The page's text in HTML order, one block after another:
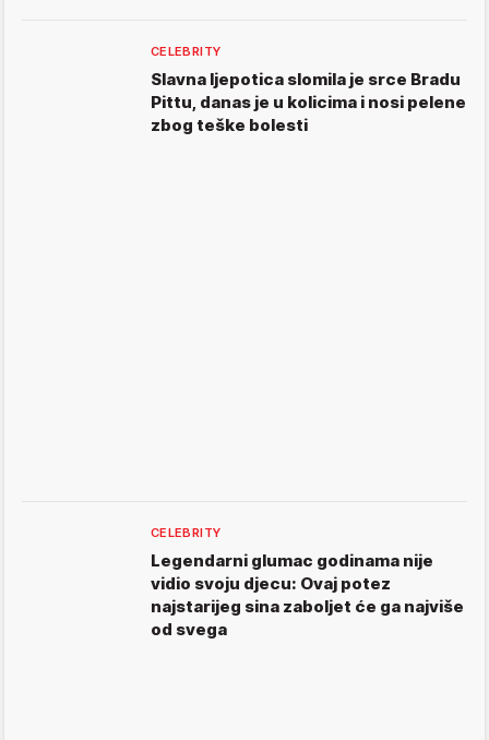
CELEBRITY
Slavna ljepotica slomila je srce Bradu
Pittu, danas je u kolicima i nosi pelene
zbog teške bolesti
CELEBRITY
Legendarni glumac godinama nije
vidio svoju djecu: Ovaj potez
najstarijeg sina zaboljet će ga najviše
od svega